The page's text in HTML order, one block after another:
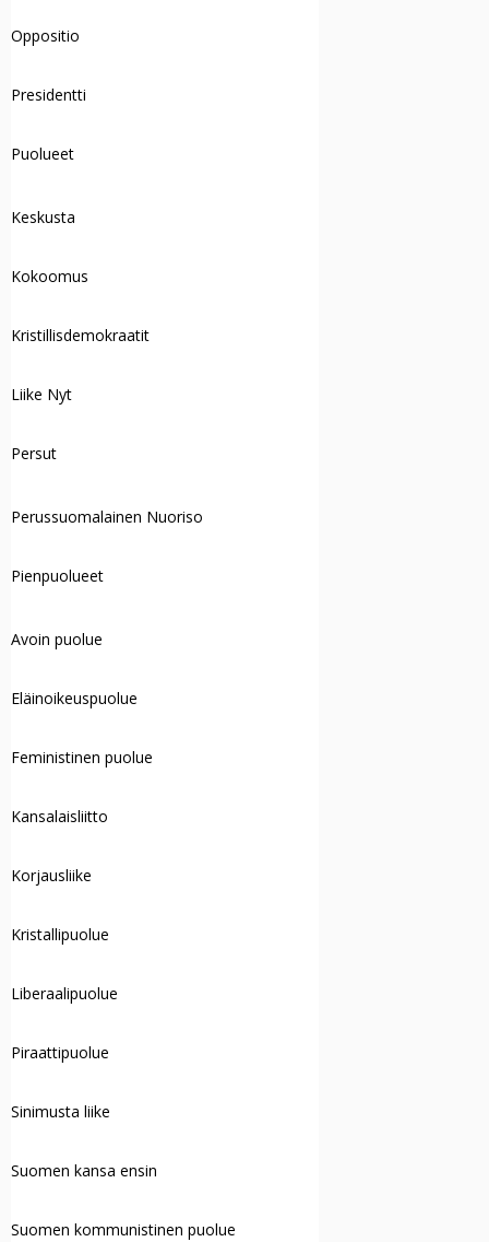
Oppositio
Presidentti
Puolueet
Keskusta
Kokoomus
Kristillisdemokraatit
Liike Nyt
Persut
Perussuomalainen Nuoriso
Pienpuolueet
Avoin puolue
Eläinoikeuspuolue
Feministinen puolue
Kansalaisliitto
Korjausliike
Kristallipuolue
Liberaalipuolue
Piraattipuolue
Sinimusta liike
Suomen kansa ensin
Suomen kommunistinen puolue